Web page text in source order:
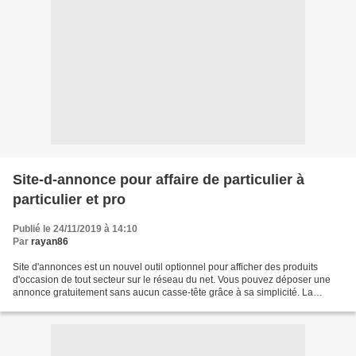
Site-d-annonce pour affaire de particulier à
particulier et pro
Publié le 24/11/2019 à 14:10
Par rayan86
Site d'annonces est un nouvel outil optionnel pour afficher des produits
d'occasion de tout secteur sur le réseau du net. Vous pouvez déposer une
annonce gratuitement sans aucun casse-tête grâce à sa simplicité. La